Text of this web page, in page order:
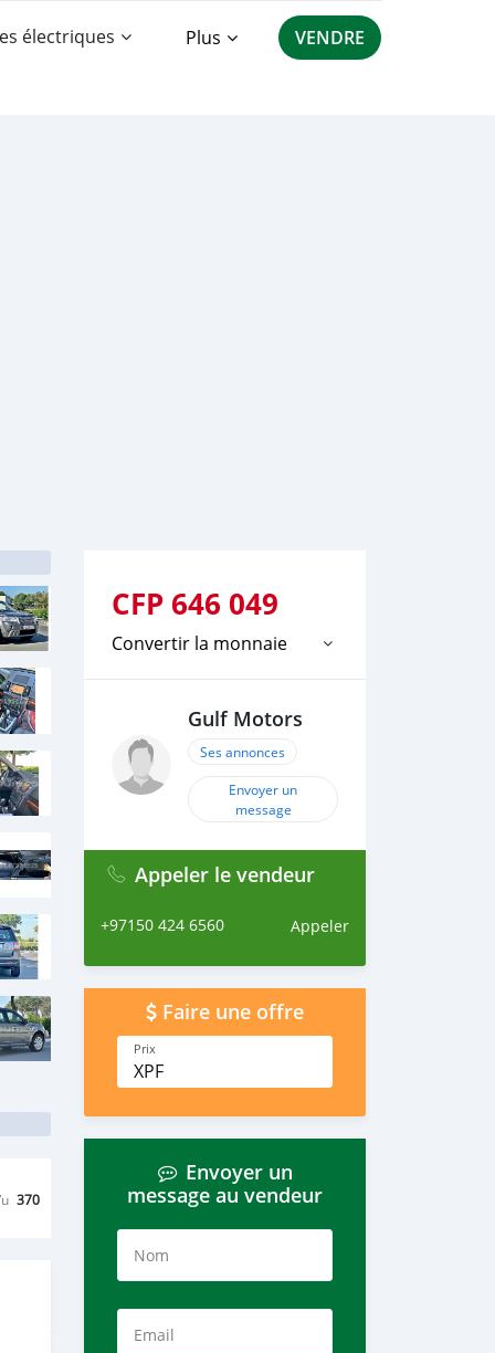
électriques Plus VENDRE
370
CFP 646 049
Convertir la monnaie
Gulf Motors
Ses annonces
Envoyer un
message
Appeler le vendeur
+97150 424 6560 Appeler
Faire une offre
Prix
XPF
Envoyer un
message au vendeur
Nom
Email